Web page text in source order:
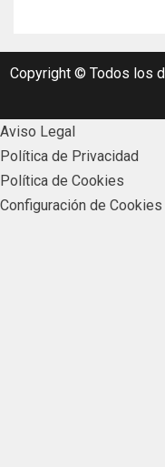
Copyright © Todos los
Aviso Legal
Política de Privacidad
Política de Cookies
Configuración de Cookies